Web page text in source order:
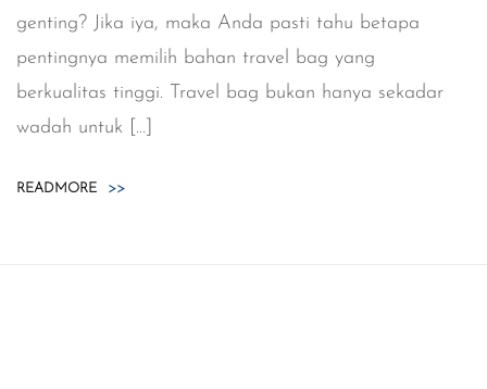
genting? Jika iya, maka Anda pasti tahu betapa
pentingnya memilih bahan travel bag yang
berkualitas tinggi. Travel bag bukan hanya sekadar
wadah untuk […]
READMORE >>